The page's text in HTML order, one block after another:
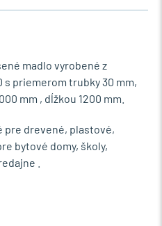
madlo vyrobené z
s priemerom trubky 30 mm,
mm , dĺžkou 1200 mm.
pre drevené, plastové,
bytové domy, školy,
.